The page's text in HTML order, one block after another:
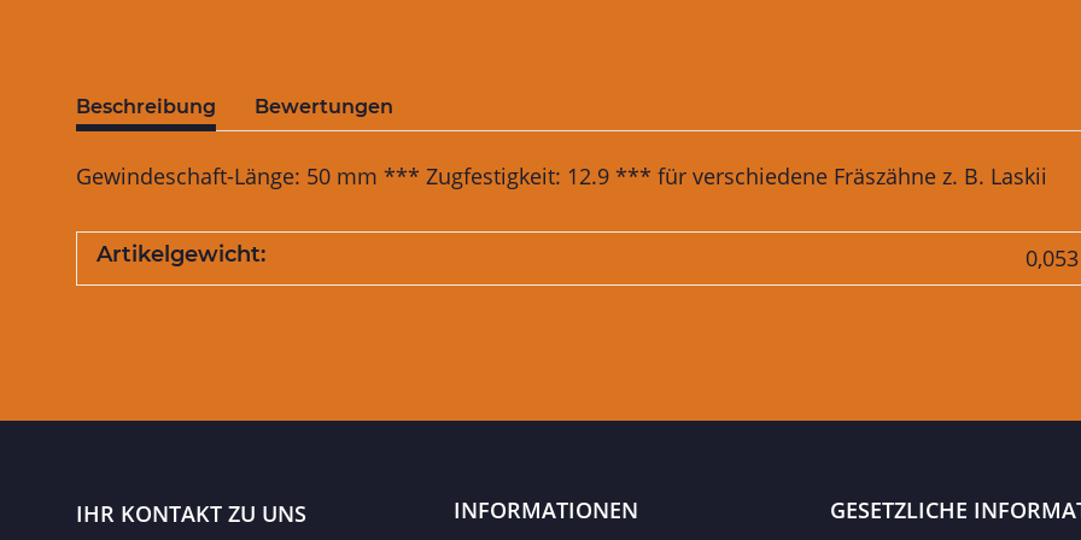
Beschreibung Bewertungen
Gewindeschaft-Länge: 50 mm *** Zugfestigkeit: 12.9 *** für verschiedene Fräszähne z. B. Laskii
Artikelgewicht: 0,053
IHR KONTAKT ZU UNS INFORMATIONEN GESETZLICHE